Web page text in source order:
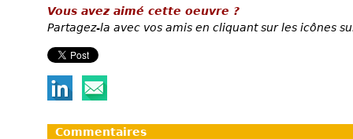
Vous avez aimé cette oeuvre ?
Partagez-la avec vos amis en cliquant sur les icônes
Commentaires